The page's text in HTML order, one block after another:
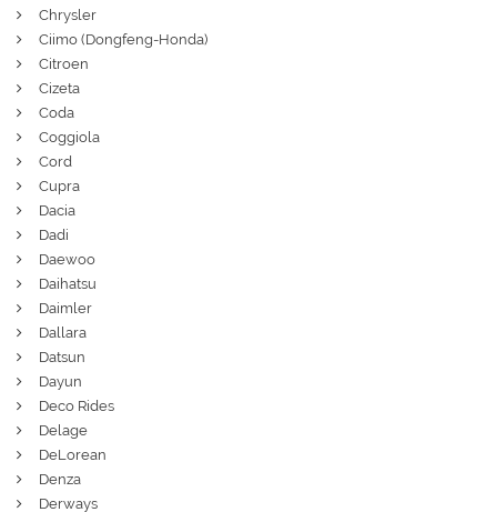
Chrysler
Ciimo (Dongfeng-Honda)
Citroen
Cizeta
Coda
Coggiola
Cord
Cupra
Dacia
Dadi
Daewoo
Daihatsu
Daimler
Dallara
Datsun
Dayun
Deco Rides
Delage
DeLorean
Denza
Derways